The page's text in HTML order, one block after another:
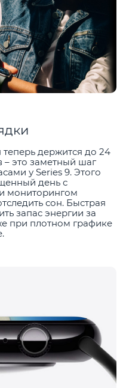
держится до 24
– это заметный шаг
у Series 9. Этого
день с
мониторингом
сон. Быстрая
запас энергии за
при плотном графике